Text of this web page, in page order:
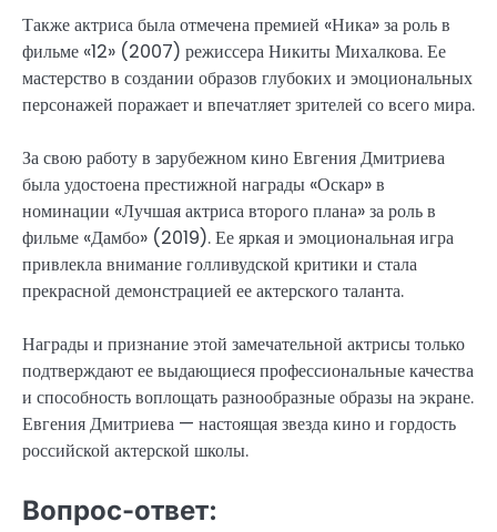
Также актриса была отмечена премией «Ника» за роль в
фильме «12» (2007) режиссера Никиты Михалкова. Ее
мастерство в создании образов глубоких и эмоциональных
персонажей поражает и впечатляет зрителей со всего мира.
За свою работу в зарубежном кино Евгения Дмитриева
была удостоена престижной награды «Оскар» в
номинации «Лучшая актриса второго плана» за роль в
фильме «Дамбо» (2019). Ее яркая и эмоциональная игра
привлекла внимание голливудской критики и стала
прекрасной демонстрацией ее актерского таланта.
Награды и признание этой замечательной актрисы только
подтверждают ее выдающиеся профессиональные качества
и способность воплощать разнообразные образы на экране.
Евгения Дмитриева — настоящая звезда кино и гордость
российской актерской школы.
Вопрос-ответ: